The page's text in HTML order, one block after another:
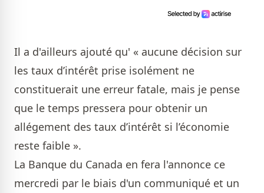
Il a d'ailleurs ajouté qu' « aucune décision sur
les taux d’intérêt prise isolément ne
constituerait une erreur fatale, mais je pense
que le temps pressera pour obtenir un
allégement des taux d’intérêt si l’économie
reste faible ».
La Banque du Canada en fera l'annonce ce
mercredi par le biais d'un communiqué et un